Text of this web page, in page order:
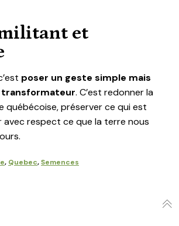
et
poser un geste simple mais
. C’est redonner la
québécoise, préserver ce qui est
avec respect ce que la terre nous
, Quebec,Semences